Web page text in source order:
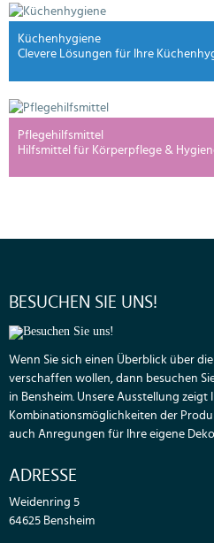
Küchenhygiene
Clevere Lösungen für Ihre
Pflegehilfsmittel
Hilfsmittel für Körperpflege &
BESUCHEN SIE UNS!
Wenn Sie sich einen Überblick über
verschaffen wollen, dann besuchen
in Bensheim. Unsere Ausstellung zeigt
Kombinationsmöglichkeiten der
auch Anregungen für Ihre eigene
ADRESSE
Weidenring 5
64625 Bensheim